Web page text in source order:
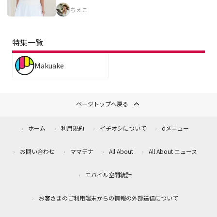
ちえこ
特集一覧
Makuake
ページトップへ戻る
ホーム 利用規約 イチオシについて dメニュー
お問い合わせ ママテナ All About All About ニュース
モバイル空間統計
お客さまのご利用端末からの情報の外部送信について